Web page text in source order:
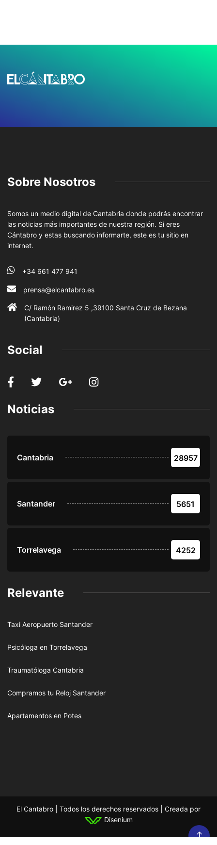
Sobre Nosotros
Somos un medio digital de Cantabria donde podrás encontrar
las noticias más importantes de nuestra región. Si eres
Cántabro y estas buscando informarte, este es tu sitio en
internet.
+34 661 477 941
prensa@elcantabro.es
C/ Ramón Ramirez 5 ,39100 Santa Cruz de Bezana
(Cantabria)
Social
Noticias
Cantabria 28957
Santander 5651
Torrelavega 4252
Relevante
Taxi Aeropuerto Santander
Psicóloga en Torrelavega
Traumatóloga Cantabria
Compramos tu Reloj Santander
Apartamentos en Potes
El Cantabro | Todos los derechos reservados | Creada por
Disenium